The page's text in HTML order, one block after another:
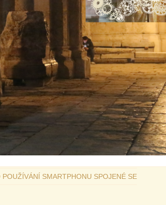
2020
2/ 2020
4/ 2019
2019
2018
2018
2018
2017
2017
2016
SMARTPHONU SPOJENÉ SE